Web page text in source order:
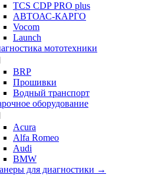
TCS CDP PRO plus
АВТОАС-КАРГО
Vocom
Launch
мототехники
BRP
Прошивки
Водный транспорт
оборудование
Acura
Alfa Romeo
Audi
BMW
для диагностики →